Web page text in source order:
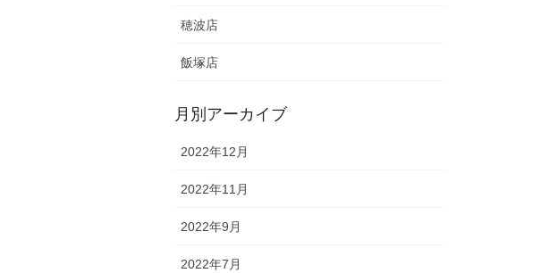
穂波店
飯塚店
月別アーカイブ
2022年12月
2022年11月
2022年9月
2022年7月